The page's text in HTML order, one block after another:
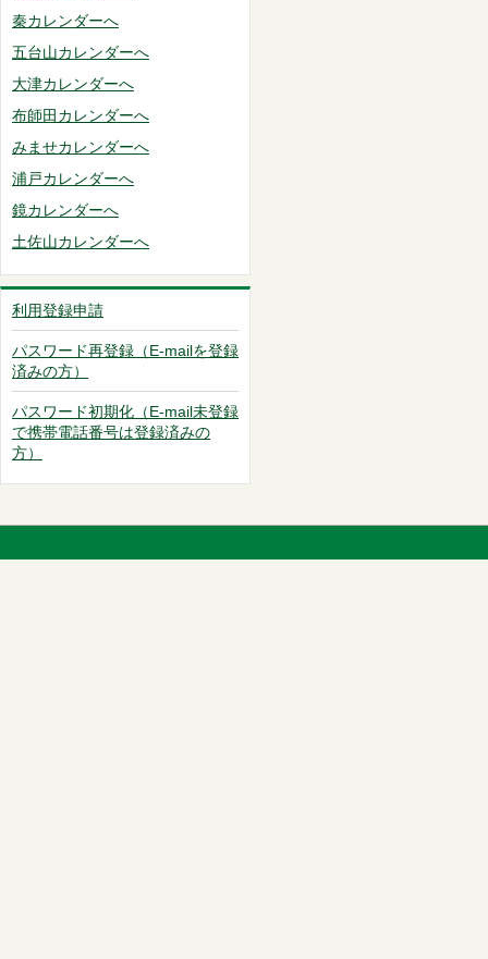
秦カレンダーへ
五台山カレンダーへ
大津カレンダーへ
布師田カレンダーへ
みませカレンダーへ
浦戸カレンダーへ
鏡カレンダーへ
土佐山カレンダーへ
利用登録申請
パスワード再登録（E-mailを登録
済みの方）
パスワード初期化（E-mail未登録
で携帯電話番号は登録済みの
方）